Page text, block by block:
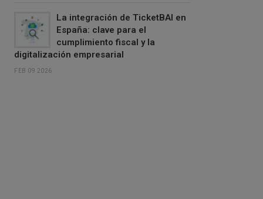
La integración de TicketBAI en
España: clave para el
cumplimiento fiscal y la
digitalización empresarial
FEB 09 2026